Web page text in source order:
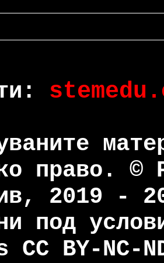
право. ©
2019 -
под
CC BY-